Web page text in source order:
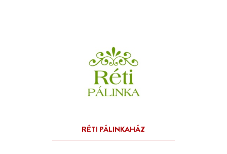
KAKUKKFŰ SZIRUP